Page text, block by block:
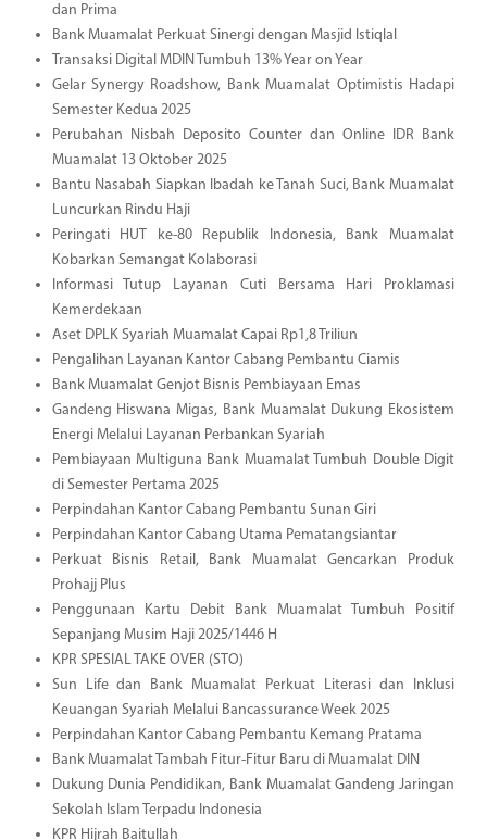
dan Prima
Bank Muamalat Perkuat Sinergi dengan Masjid Istiqlal
Transaksi Digital MDIN Tumbuh 13% Year on Year
Gelar Synergy Roadshow, Bank Muamalat Optimistis Hadapi
Semester Kedua 2025
Perubahan Nisbah Deposito Counter dan Online IDR Bank
Muamalat 13 Oktober 2025
Bantu Nasabah Siapkan Ibadah ke Tanah Suci, Bank Muamalat
Luncurkan Rindu Haji
Peringati HUT ke-80 Republik Indonesia, Bank Muamalat
Kobarkan Semangat Kolaborasi
Informasi Tutup Layanan Cuti Bersama Hari Proklamasi
Kemerdekaan
Aset DPLK Syariah Muamalat Capai Rp1,8 Triliun
Pengalihan Layanan Kantor Cabang Pembantu Ciamis
Bank Muamalat Genjot Bisnis Pembiayaan Emas
Gandeng Hiswana Migas, Bank Muamalat Dukung Ekosistem
Energi Melalui Layanan Perbankan Syariah
Pembiayaan Multiguna Bank Muamalat Tumbuh Double Digit
di Semester Pertama 2025
Perpindahan Kantor Cabang Pembantu Sunan Giri
Perpindahan Kantor Cabang Utama Pematangsiantar
Perkuat Bisnis Retail, Bank Muamalat Gencarkan Produk
Prohajj Plus
Penggunaan Kartu Debit Bank Muamalat Tumbuh Positif
Sepanjang Musim Haji 2025/1446 H
KPR SPESIAL TAKE OVER (STO)
Sun Life dan Bank Muamalat Perkuat Literasi dan Inklusi
Keuangan Syariah Melalui Bancassurance Week 2025
Perpindahan Kantor Cabang Pembantu Kemang Pratama
Bank Muamalat Tambah Fitur-Fitur Baru di Muamalat DIN
Dukung Dunia Pendidikan, Bank Muamalat Gandeng Jaringan
Sekolah Islam Terpadu Indonesia
KPR Hijrah Baitullah